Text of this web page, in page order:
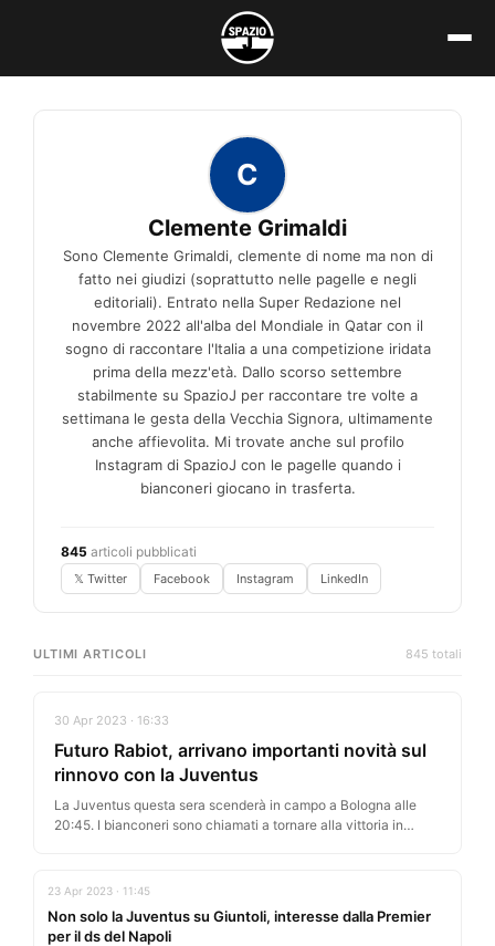
contenuto
C
Clemente Grimaldi
Sono Clemente Grimaldi, clemente di nome ma non di
fatto nei giudizi (soprattutto nelle pagelle e negli
editoriali). Entrato nella Super Redazione nel
novembre 2022 all'alba del Mondiale in Qatar con il
sogno di raccontare l'Italia a una competizione iridata
prima della mezz'età. Dallo scorso settembre
stabilmente su SpazioJ per raccontare tre volte a
settimana le gesta della Vecchia Signora, ultimamente
anche affievolita. Mi trovate anche sul profilo
Instagram di SpazioJ con le pagelle quando i
bianconeri giocano in trasferta.
845 articoli pubblicati
𝕏 Twitter Facebook Instagram LinkedIn
ULTIMI ARTICOLI 845 totali
30 Apr 2023 · 16:33
Futuro Rabiot, arrivano importanti novità sul
rinnovo con la Juventus
La Juventus questa sera scenderà in campo a Bologna alle
20:45. I bianconeri sono chiamati a tornare alla vittoria in…
23 Apr 2023 · 11:45
Non solo la Juventus su Giuntoli, interesse dalla Premier
per il ds del Napoli